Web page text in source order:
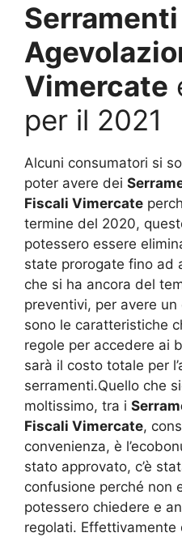
Serramenti
Vimercate
per il 2021
Alcuni consumatori si
poter avere dei
Fiscali Vimercate
termine del 2020,
potessero essere
state prorogate fino ad
che si ha ancora del
preventivi, per avere
sono le caratteristiche
regole per accedere ai
sarà il costo totale per
serramenti.Quello che
moltissimo, tra i
Fiscali Vimercate,
convenienza, è
stato approvato, c’è
confusione perché non
potessero chiedere e
regolati. Effettivamente